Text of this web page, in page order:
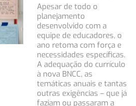
Apesar de todo o
planejamento
desenvolvido com a
equipe de educadores, o
ano retoma com força e
necessidades específicas.
A adequação do currículo
à nova BNCC, as
temáticas anuais e tantas
outras exigências – que já
faziam ou passaram a